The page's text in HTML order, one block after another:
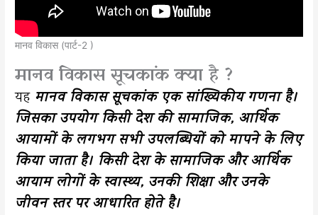
मानव विकास (पार्ट-2 )
मानव विकास सूचकांक क्या है ?
यह मानव विकास सूचकांक एक सांख्यिकीय गणना है।
जिसका उपयोग किसी देश की सामाजिक, आर्थिक
आयामों के लगभग सभी उपलब्धियों को मापने के लिए
किया जाता है। किसी देश के सामाजिक और आर्थिक
आयाम लोगों के स्वास्थ्य, उनकी शिक्षा और उनके
जीवन स्तर पर आधारित होते है।